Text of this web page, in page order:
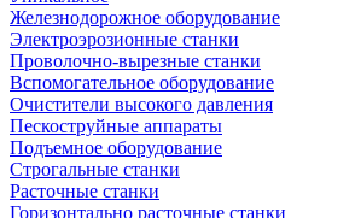
Железнодорожное оборудование
Электроэрозионные станки
Проволочно-вырезные станки
Вспомогательное оборудование
Очистители высокого давления
Пескоструйные аппараты
Подъемное оборудование
Строгальные станки
Расточные станки
Горизонтально расточные станки